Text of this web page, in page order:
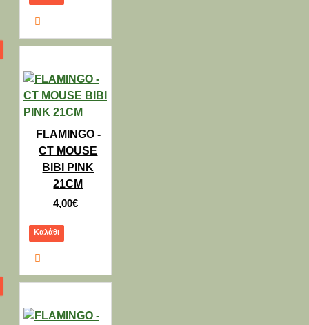
FLAMINGO -
CT MOUSE
BIBI PINK
21CM
4,00€
Καλάθι